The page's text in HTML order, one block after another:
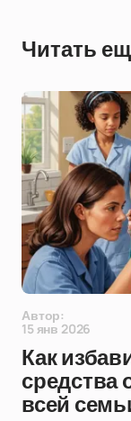
Читать
Автор:
15 янв 2026
Как
средства
всей